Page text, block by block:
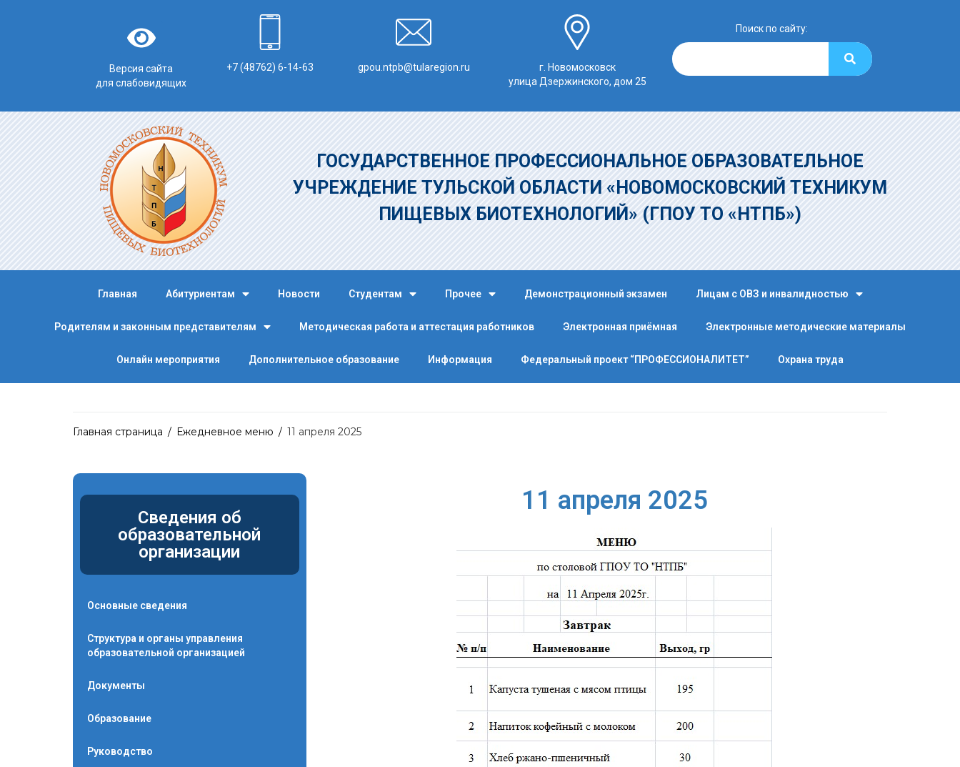
Версия сайта
для слабовидящих
+7 (48762) 6-14-63 gpou.ntpb@tularegion.ru
г. Новомосковск
улица Дзержинского, дом 25
Поиск по сайту:
ГОСУДАРСТВЕННОЕ ПРОФЕССИОНАЛЬНОЕ ОБРАЗОВАТЕЛЬНОЕ
УЧРЕЖДЕНИЕ ТУЛЬСКОЙ ОБЛАСТИ «НОВОМОСКОВСКИЙ ТЕХНИКУМ
ПИЩЕВЫХ БИОТЕХНОЛОГИЙ» (ГПОУ ТО «НТПБ»)
Главная Абитуриентам Новости Студентам Прочее Демонстрационный экзамен Лицам с ОВЗ и инвалидностью
Родителям и законным представителям Методическая работа и аттестация работников Электронная приёмная Электронные методические материалы
Онлайн мероприятия Дополнительное образование Информация Федеральный проект “ПРОФЕССИОНАЛИТЕТ” Охрана труда
Главная страница / Ежедневное меню / 11 апреля 2025
Сведения об
образовательной
организации
Основные сведения
Структура и органы управления
образовательной организацией
Документы
Образование
Руководство
11 апреля 2025